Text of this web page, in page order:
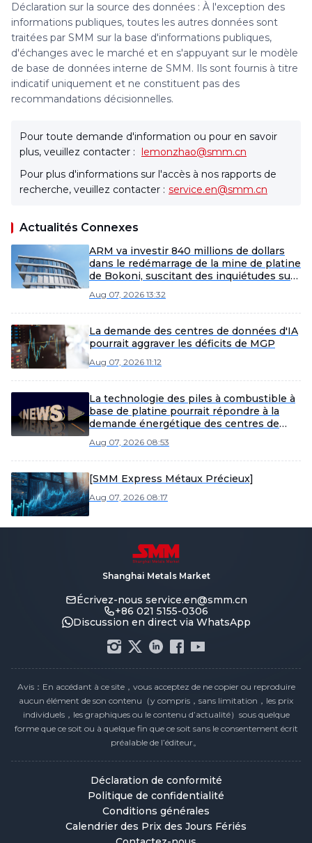
Déclaration sur la source des données : À l'exception des
informations publiques, toutes les autres données sont
traitées par SMM sur la base d'informations publiques,
d'échanges avec le marché et en s'appuyant sur le modèle
de base de données interne de SMM. Ils sont fournis à titre
indicatif uniquement et ne constituent pas des
recommandations décisionnelles.
Pour toute demande d'information ou pour en savoir
plus, veuillez contacter : lemonzhao@smm.cn
Pour plus d'informations sur l'accès à nos rapports de
recherche, veuillez contacter : service.en@smm.cn
Actualités Connexes
ARM va investir 840 millions de dollars
dans le redémarrage de la mine de platine
de Bokoni, suscitant des inquiétudes sur
du marché.
Aug 07, 2026 13:32
La demande des centres de données d'IA
pourrait aggraver les déficits de MGP
Aug 07, 2026 11:12
La technologie des piles à combustible à
base de platine pourrait répondre à la
demande énergétique des centres de
Aug 07, 2026 08:53
[SMM Express Métaux Précieux]
Aug 07, 2026 08:17
Shanghai Metals Market
Écrivez-nous service.en@smm.cn
+86 021 5155-0306
Discussion en direct via WhatsApp
Avis：En accédant à ce site，vous acceptez de ne copier ou reproduire
aucun élément de son contenu（y compris，sans limitation，les prix
individuels，les graphiques ou le contenu d’actualité）sous quelque
forme que ce soit ou à quelque fin que ce soit sans le consentement écrit
préalable de l’éditeur。
Déclaration de conformité
Politique de confidentialité
Conditions générales
Calendrier des Prix des Jours Fériés